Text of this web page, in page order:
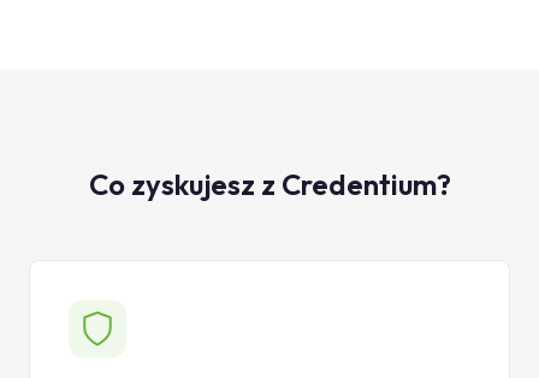
Co zyskujesz z Credentium?